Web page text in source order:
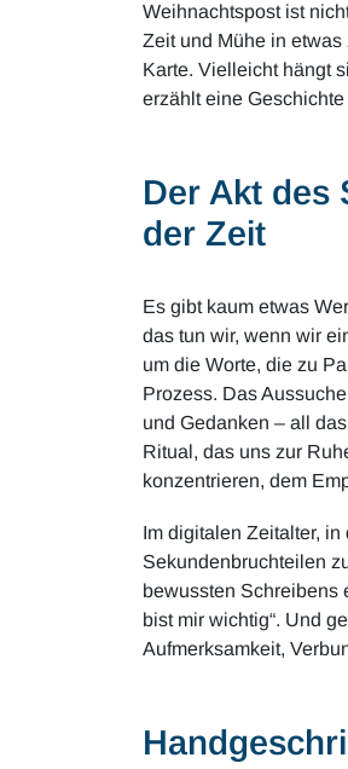
Weihnachtspost ist
Zeit und Mühe in
Karte. Vielleicht hängt
erzählt eine
Der Akt des
der Zeit
Es gibt kaum etwas
das tun wir, wenn wir
um die Worte, die zu
Prozess. Das
und Gedanken – all
Ritual, das uns zur
konzentrieren, dem
Im digitalen Zeitalter,
Sekundenbruchteilen
bewussten Schreibens
bist mir wichtig“. Und
Aufmerksamkeit,